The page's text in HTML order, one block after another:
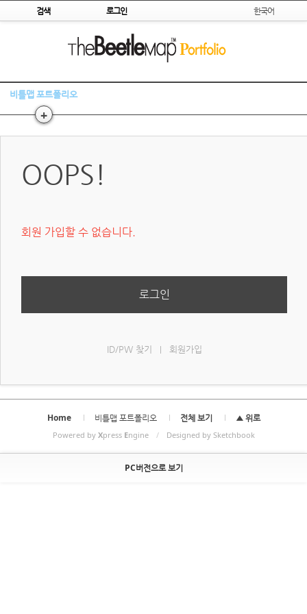
Skip to content
검색 로그인 한국어
비틀맵 포트폴리오
+
OOPS!
회원 가입할 수 없습니다.
로그인
ID/PW 찾기 회원가입
Home 비틀맵 포트폴리오 전체 보기 ▲ 위로
Powered by Xpress Engine / Designed by Sketchbook
PC버전으로 보기